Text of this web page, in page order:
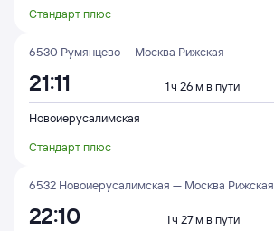
Стандарт плюс
6530 Румянцево — Москва Рижская
21:11 1 ч 26 м в пути
Новоиерусалимская
Стандарт плюс
6532 Новоиерусалимская — Москва Рижская
22:10 1 ч 27 м в пути